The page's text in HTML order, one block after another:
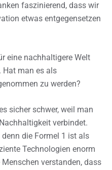
faszinierend, dass wir
etwas entgegensetzen
eine nachhaltigere Welt
Hat man es als
zu werden?
sicher schwer, weil man
verbindet.
die Formel 1 ist als
Technologien enorm
verstanden, dass